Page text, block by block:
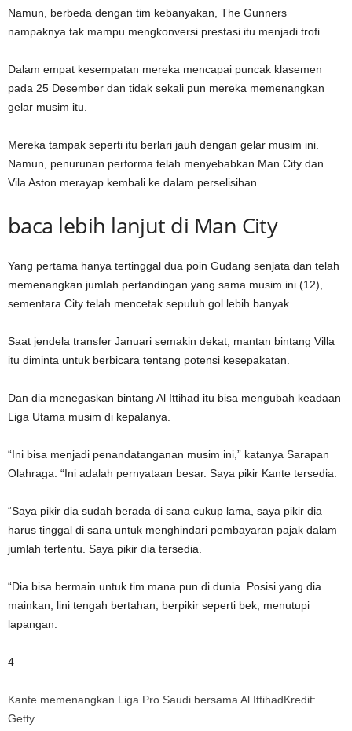
Namun, berbeda dengan tim kebanyakan, The Gunners
nampaknya tak mampu mengkonversi prestasi itu menjadi trofi.
Dalam empat kesempatan mereka mencapai puncak klasemen
pada 25 Desember dan tidak sekali pun mereka memenangkan
gelar musim itu.
Mereka tampak seperti itu berlari jauh dengan gelar musim ini.
Namun, penurunan performa telah menyebabkan Man City dan
Vila Aston merayap kembali ke dalam perselisihan.
baca lebih lanjut di Man City
Yang pertama hanya tertinggal dua poin Gudang senjata dan telah
memenangkan jumlah pertandingan yang sama musim ini (12),
sementara City telah mencetak sepuluh gol lebih banyak.
Saat jendela transfer Januari semakin dekat, mantan bintang Villa
itu diminta untuk berbicara tentang potensi kesepakatan.
Dan dia menegaskan bintang Al Ittihad itu bisa mengubah keadaan
Liga Utama musim di kepalanya.
“Ini bisa menjadi penandatanganan musim ini,” katanya Sarapan
Olahraga . “Ini adalah pernyataan besar. Saya pikir Kante tersedia.
“Saya pikir dia sudah berada di sana cukup lama, saya pikir dia
harus tinggal di sana untuk menghindari pembayaran pajak dalam
jumlah tertentu. Saya pikir dia tersedia.
“Dia bisa bermain untuk tim mana pun di dunia. Posisi yang dia
mainkan, lini tengah bertahan, berpikir seperti bek, menutupi
lapangan.
4
Kante memenangkan Liga Pro Saudi bersama Al IttihadKredit:
Getty